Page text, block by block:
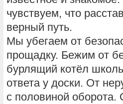
чувствуем, что
верный путь.
Мы убегаем от
прощадку. Бежим от
бурлящий котёл
ответа у доски. От
с половиной оборота.